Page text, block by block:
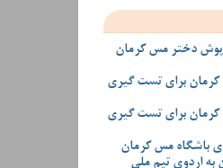
پوش دختر مس کرمان
کرمان برای تست گیری
کرمان برای تست گیری
باشگاه مس کرمان
اردوی تیم ملی